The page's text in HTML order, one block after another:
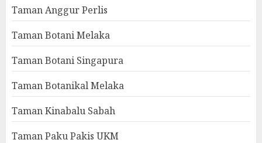
Taman Anggur Perlis
Taman Botani Melaka
Taman Botani Singapura
Taman Botanikal Melaka
Taman Kinabalu Sabah
Taman Paku Pakis UKM